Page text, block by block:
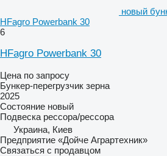
новый
HFagro Powerbank 30
6
HFagro Powerbank 30
Цена по запросу
Бункер-перегрузчик зерна
2025
Состояние новый
Подвеска рессора/рессора
Украина, Киев
Предприятие «Дойче Аграртехник»
Связаться с продавцом